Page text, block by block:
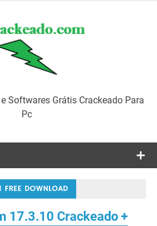
Softwares Grátis Crackeado Para
Pc
FREE DOWNLOAD
17.3.10 Crackeado +